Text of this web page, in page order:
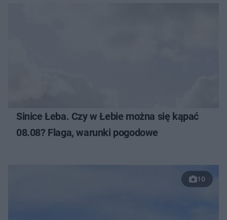
Sinice Łeba. Czy w Łebie można się kąpać
08.08? Flaga, warunki pogodowe
10